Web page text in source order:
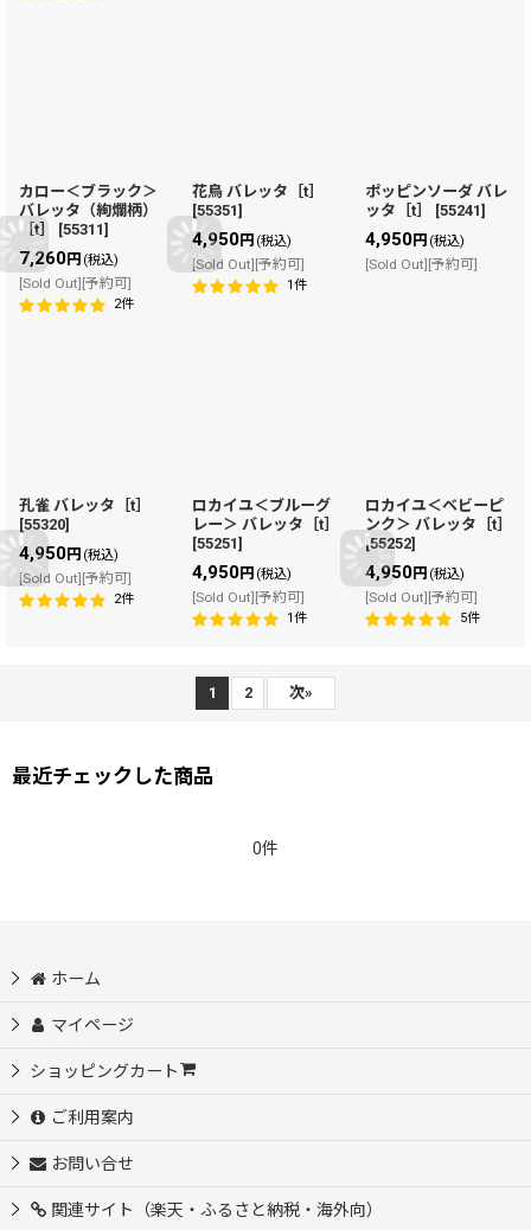
カロー＜ブラック＞
バレッタ（絢爛柄）
［t］
[55311]
7,260円 (税込)
[Sold Out][予約可]
2件
花鳥 バレッタ［t］
[55351]
4,950円 (税込)
[Sold Out][予約可]
1件
ポッピンソーダ バレ
ッタ［t］
[55241]
4,950円 (税込)
[Sold Out][予約可]
孔雀 バレッタ［t］
[55320]
4,950円 (税込)
[Sold Out][予約可]
2件
ロカイユ＜ブルーグ
レー＞ バレッタ［t］
[55251]
4,950円 (税込)
[Sold Out][予約可]
1件
ロカイユ＜ベビーピ
ンク＞ バレッタ［t］
[55252]
4,950円 (税込)
[Sold Out][予約可]
5件
1 2 次»
最近チェックした商品
0件
ホーム
マイページ
ショッピングカート
ご利用案内
お問い合せ
関連サイト（楽天・ふるさと納税・海外向）